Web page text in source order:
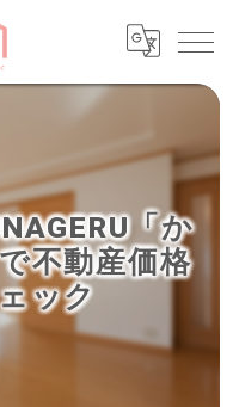
「か
不動産価格
ック